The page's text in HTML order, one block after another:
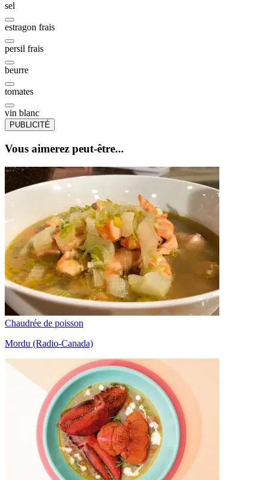
sel
estragon frais
persil frais
beurre
tomates
vin blanc
PUBLICITÉ
Vous aimerez peut-être...
Chaudrée de poisson
Mordu (Radio-Canada)